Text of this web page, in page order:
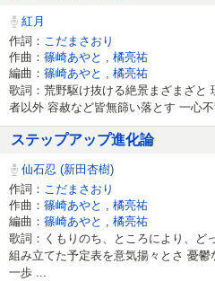
紅月
作詞： こだまさおり
作曲： 篠崎あやと
橘亮祐
編曲： 篠崎あやと 橘亮祐
歌詞：荒野駆け抜ける絶景まざまざと
者以外 容赦など皆無篩い落とす 一心
ステップアップ進化論
仙石忍 (新田杏樹)
作詞： こだまさおり
作曲： 篠崎あやと
橘亮祐
編曲： 篠崎あやと 橘亮祐
歌詞：くもりのち、ところにより、ど
組み立てた予定表を意気揚々とさ 憂
一歩 ...